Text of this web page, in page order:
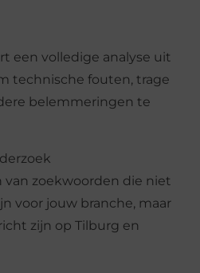
een volledige analyse uit
technische fouten, trage
belemmeringen te
zoekwoorden die niet
voor jouw branche, maar
zijn op Tilburg en